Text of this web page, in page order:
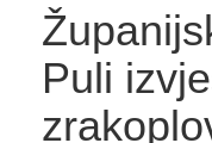
Puli